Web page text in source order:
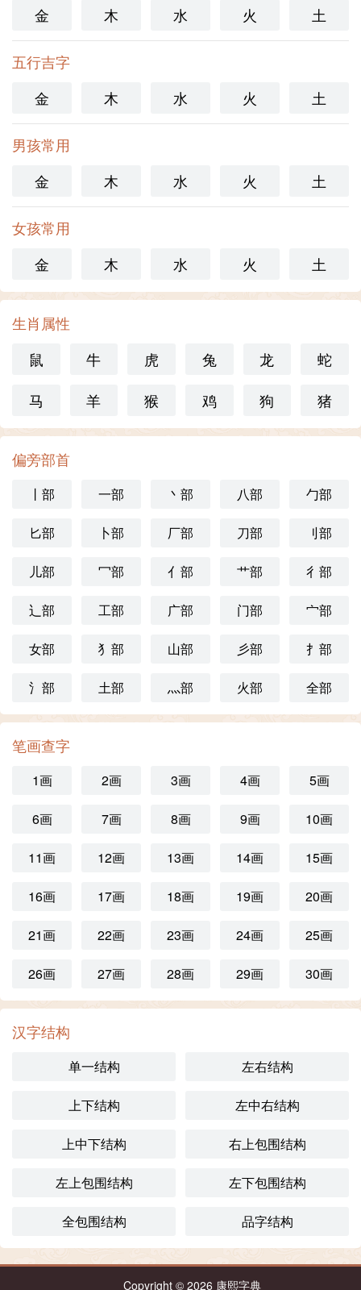
金
木 水 火 土
五行吉字
金
木 水 火 土
男孩常用
金
木 水 火 土
女孩常用
金
木 水 火 土
生肖属性
鼠
牛 虎 兔 龙
蛇
马
羊 猴 鸡 狗 猪
偏旁部首
丨部 一部 丶部 八部 勹部
匕部 卜部 厂部 刀部 刂部
儿部 冖部 亻部 艹部 彳部
辶部 工部 广部 门部 宀部
女部 犭部 山部 彡部 扌部
氵部 土部 灬部 火部 全部
笔画查字
1画 2画 3画 4画 5画
6画 7画 8画 9画 10画
11画 12画 13画 14画 15画
16画 17画 18画 19画 20画
21画 22画 23画 24画 25画
26画 27画 28画 29画 30画
汉字结构
单一结构 左右结构
上下结构 左中右结构
上中下结构 右上包围结构
左上包围结构 左下包围结构
全包围结构 品字结构
Copyright © 2026 康熙字典